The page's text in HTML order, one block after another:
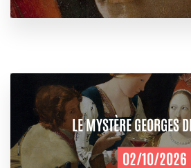
LE MYSTÈRE GEORGES
02/10/2026